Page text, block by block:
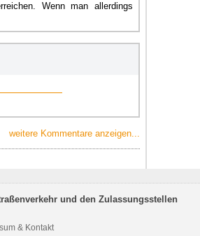
Wenn man allerdings
weitere Kommentare anzeigen...
und den Zulassungsstellen
& Kontakt